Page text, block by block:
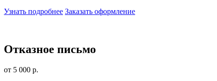
Узнать подробнее Заказать оформление
Отказное письмо
от 5 000 р.